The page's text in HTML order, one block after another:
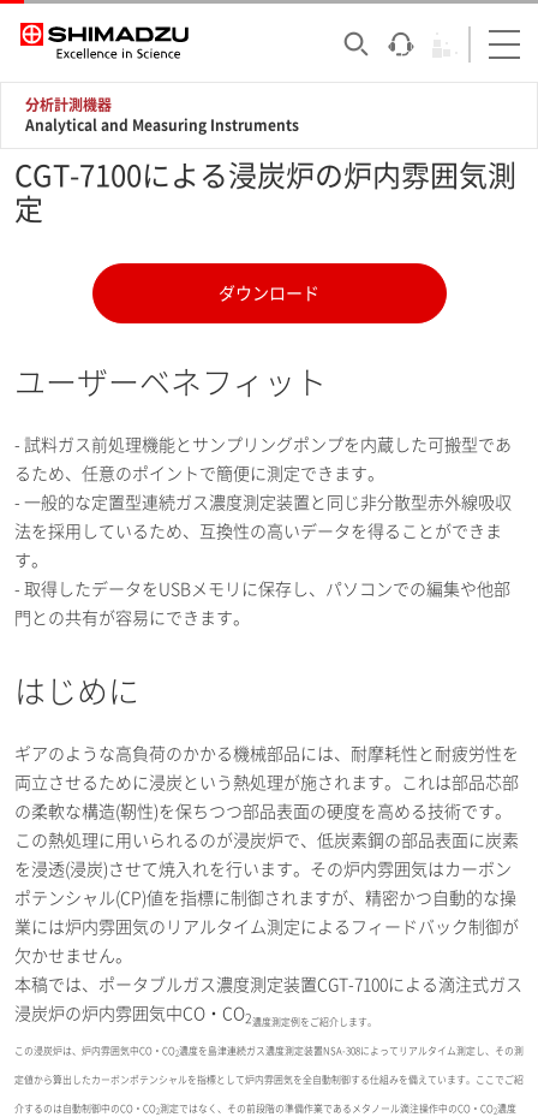
分析計測機器
Analytical and Measuring Instruments
CGT-7100による浸炭炉の炉内雰囲気測
定
ダウンロード
ユーザーベネフィット
- 試料ガス前処理機能とサンプリングポンプを内蔵した可搬型であ
るため、任意のポイントで簡便に測定できます。
- 一般的な定置型連続ガス濃度測定装置と同じ非分散型赤外線吸収
法を採用しているため、互換性の高いデータを得ることができま
す。
- 取得したデータをUSBメモリに保存し、パソコンでの編集や他部
門との共有が容易にできます。
はじめに
ギアのような高負荷のかかる機械部品には、耐摩耗性と耐疲労性を
両立させるために浸炭という熱処理が施されます。これは部品芯部
の柔軟な構造(靭性)を保ちつつ部品表面の硬度を高める技術です。
この熱処理に用いられるのが浸炭炉で、低炭素鋼の部品表面に炭素
を浸透(浸炭)させて焼入れを行います。その炉内雰囲気はカーボン
ポテンシャル(CP)値を指標に制御されますが、精密かつ自動的な操
業には炉内雰囲気のリアルタイム測定によるフィードバック制御が
欠かせません。
本稿では、ポータブルガス濃度測定装置CGT-7100による滴注式ガス
浸炭炉の炉内雰囲気中CO・CO2濃度測定例をご紹介します。
この浸炭炉は、炉内雰囲気中CO・CO2濃度を島津連続ガス濃度測定装置NSA-308によってリアルタイム測定し、その測
定値から算出したカーボンポテンシャルを指標として炉内雰囲気を全自動制御する仕組みを備えています。ここでご紹
介するのは自動制御中のCO・CO2測定ではなく、その前段階の準備作業であるメタノール滴注操作中のCO・CO2濃度